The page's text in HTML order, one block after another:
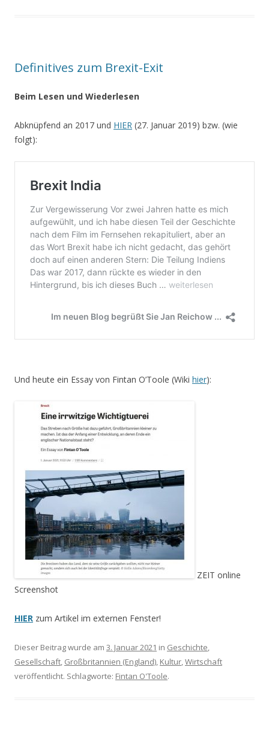
Definitives zum Brexit-Exit
Beim Lesen und Wiederlesen
Abknüpfend an 2017 und HIER (27. Januar 2019) bzw. (wie
folgt):
Und heute ein Essay von Fintan O’Toole (Wiki hier):
ZEIT online
Screenshot
HIER zum Artikel im externen Fenster!
Dieser Beitrag wurde am 3. Januar 2021 in Geschichte,
Gesellschaft, Großbritannien (England), Kultur,Wirtschaft
veröffentlicht. Schlagworte: Fintan O'Toole.